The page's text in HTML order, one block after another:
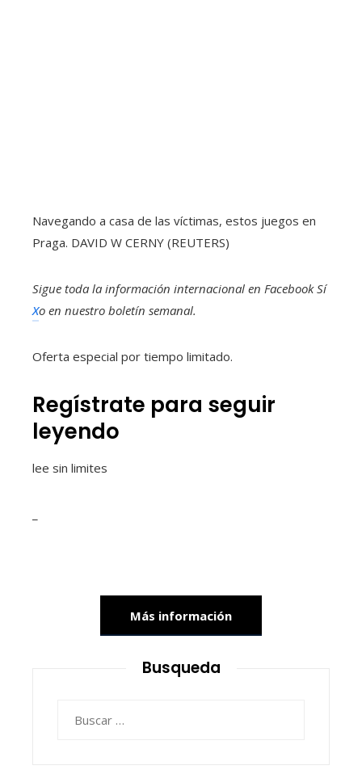
Navegando a casa de las víctimas, estos juegos en
Praga. DAVID W CERNY (REUTERS)
Sigue toda la información internacional en FacebookSí
Xo en nuestro boletín semanal.
Oferta especial por tiempo limitado.
Regístrate para seguir
leyendo
lee sin limites
Más información
Busqueda